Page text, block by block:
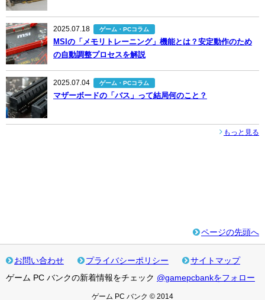
2025.07.18 ゲーム・PCコラム
MSIの「メモリトレーニング」機能とは？安定動作のため
の自動調整プロセスを解説
2025.07.04 ゲーム・PCコラム
マザーボードの「バス」って結局何のこと？
もっと見る
ページの先頭へ
お問い合わせ プライバシーポリシー
サイトマップ
ゲーム PC バンクの新着情報をチェック @gamepcbankをフォロー
ゲーム PC バンク © 2014